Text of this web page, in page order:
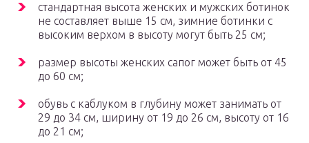
стандартная высота женских и мужских ботинок
не составляет выше 15 см, зимние ботинки с
высоким верхом в высоту могут быть 25 см;
размер высоты женских сапог может быть от 45
до 60 см;
обувь с каблуком в глубину может занимать от
29 до 34 см, ширину от 19 до 26 см, высоту от 16
до 21 см;